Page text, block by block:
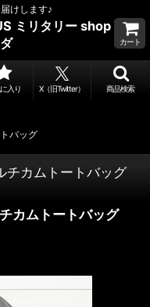
けします♪
ミリタリー shop
カート
入り X（旧Twitter） 商品検索
バッグ
カムトートバッグ
カムトートバッグ